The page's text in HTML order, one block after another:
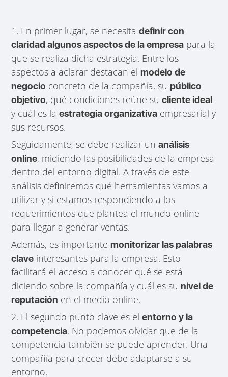
1. En primer lugar, se necesitadefinir con
claridad algunos aspectos de la empresa para la
que se realiza dicha estrategia. Entre los
aspectos a aclarar destacan elmodelo de
negocio concreto de la compañía, supúblico
objetivo, qué condiciones reúne sucliente ideal
y cuál es laestrategia organizativa empresarial y
sus recursos.
Seguidamente, se debe realizar unanálisis
online, midiendo las posibilidades de la empresa
dentro del entorno digital. A través de este
análisis definiremos qué herramientas vamos a
utilizar y si estamos respondiendo a los
requerimientos que plantea el mundo online
para llegar a generar ventas.
Además, es importantemonitorizar las palabras
clave interesantes para la empresa. Esto
facilitará el acceso a conocer qué se está
diciendo sobre la compañía y cuál es sunivel de
reputación en el medio online.
2. El segundo punto clave es elentorno y la
competencia. No podemos olvidar que de la
competencia también se puede aprender. Una
compañía para crecer debe adaptarse a su
entorno.